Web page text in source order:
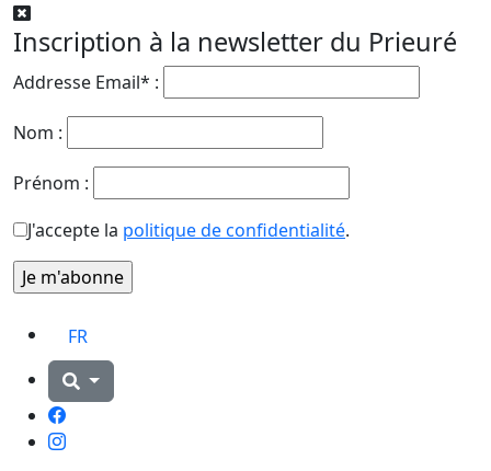
Inscription à la newsletter du Prieuré
Addresse Email* :
Nom :
Prénom :
J'accepte la politique de confidentialité.
FR
Facebook
Instagram